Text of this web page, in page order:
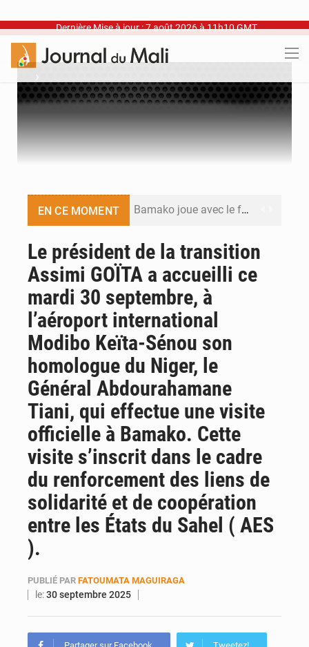
Dernière Mise à jour : 7 août 2026 à 11h10 GMT
›
EN CE MOMENT Bamako joue avec le feu
Dr Abdrahamane Tamboura, économiste
Le président de la transition
Assimi GOÏTA a accueilli ce
mardi 30 septembre, à
l’aéroport international
Modibo Keïta-Sénou son
homologue du Niger, le
Général Abdourahamane
Tiani, qui effectue une visite
officielle à Bamako. Cette
visite s’inscrit dans le cadre
du renforcement des liens de
solidarité et de coopération
entre les États du Sahel ( AES
).
PUBLIÉ PAR FATOUMATA MAGUIRAGA
le:30 septembre 2025